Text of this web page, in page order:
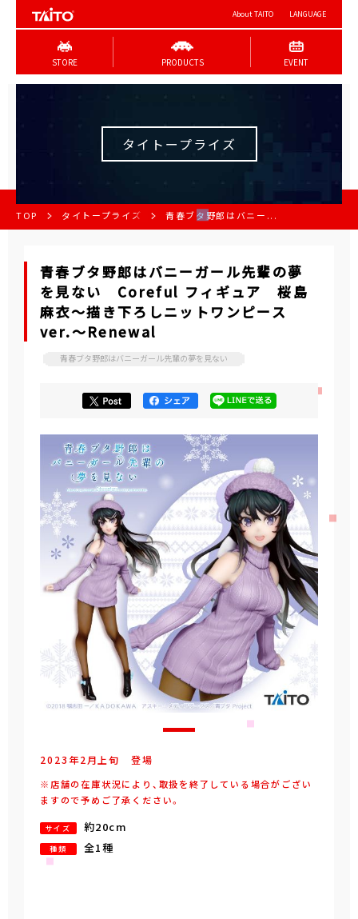
About TAITO LANGUAGE
STORE PRODUCTS EVENT
タイトープライズ
TOP タイトープライズ 青春ブタ野郎はバニー...
青春ブタ野郎はバニーガール先輩の夢
を見ない Coreful フィギュア 桜島
麻衣～描き下ろしニットワンピース
ver.～Renewal
青春ブタ野郎はバニーガール先輩の夢を見ない
2023年2月 上旬 登場
※店舗の在庫状況により、取扱を終了している場合がござい
ますので予めご了承ください。
サイズ 約20cm
種類 全1種